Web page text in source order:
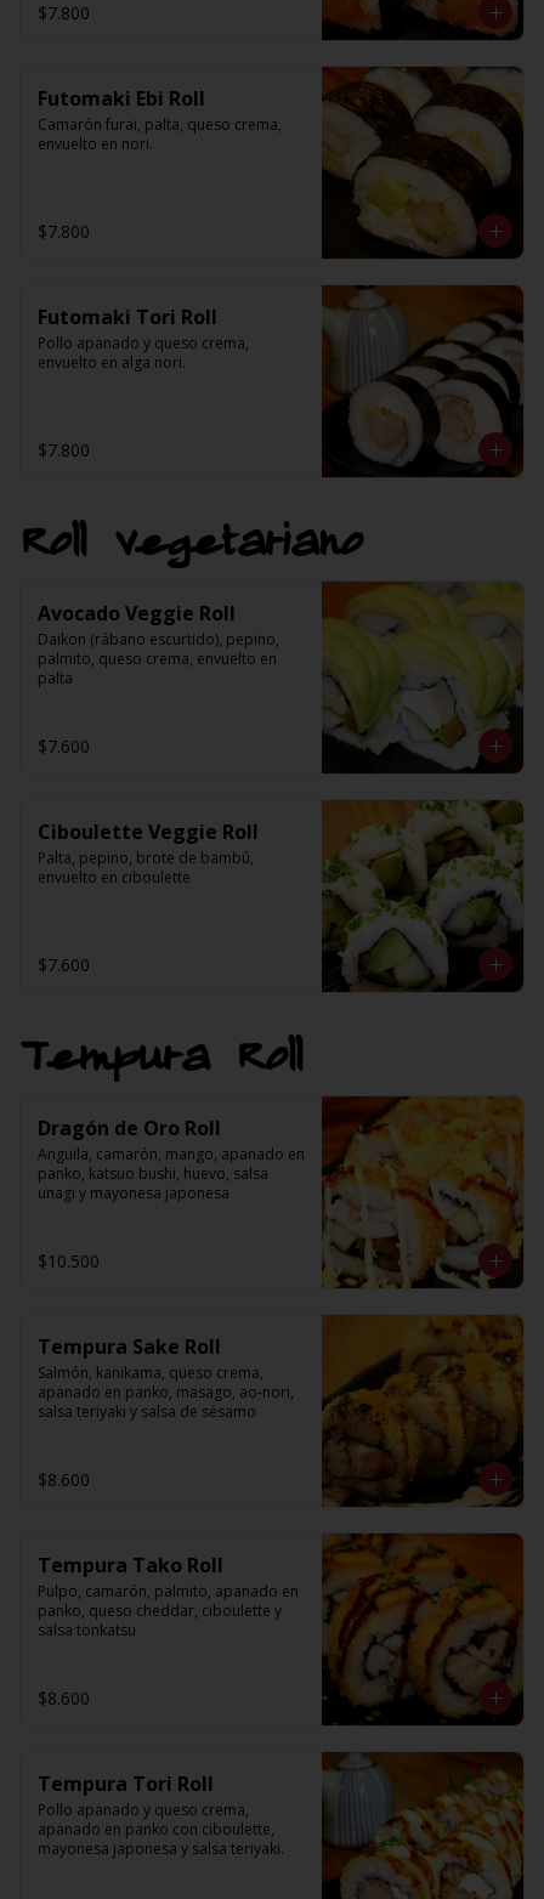
$7.800
Futomaki Ebi Roll
Camarón furai, palta, queso crema,
envuelto en nori.
$7.800
Futomaki Tori Roll
Pollo apanado y queso crema,
envuelto en alga nori.
$7.800
Roll vegetariano
Avocado Veggie Roll
Daikon (rábano escurtido), pepino,
palmito, queso crema, envuelto en
palta
$7.600
Ciboulette Veggie Roll
Palta, pepino, brote de bambú,
envuelto en ciboulette
$7.600
Tempura Roll
Dragón de Oro Roll
Anguila, camarón, mango, apanado en
panko, katsuo bushi, huevo, salsa
unagi y mayonesa japonesa
$10.500
Tempura Sake Roll
Salmón, kanikama, queso crema,
apanado en panko, masago, ao-nori,
salsa teriyaki y salsa de sésamo
$8.600
Tempura Tako Roll
Pulpo, camarón, palmito, apanado en
panko, queso cheddar, ciboulette y
salsa tonkatsu
$8.600
Tempura Tori Roll
Pollo apanado y queso crema,
apanado en panko con ciboulette,
mayonesa japonesa y salsa teriyaki.